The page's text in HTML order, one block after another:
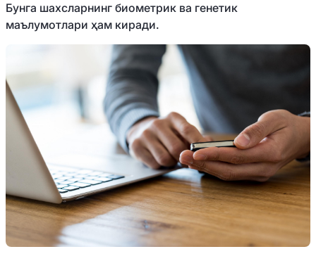
Бунга шахсларнинг биометрик ва генетик
маълумотлари ҳам киради.